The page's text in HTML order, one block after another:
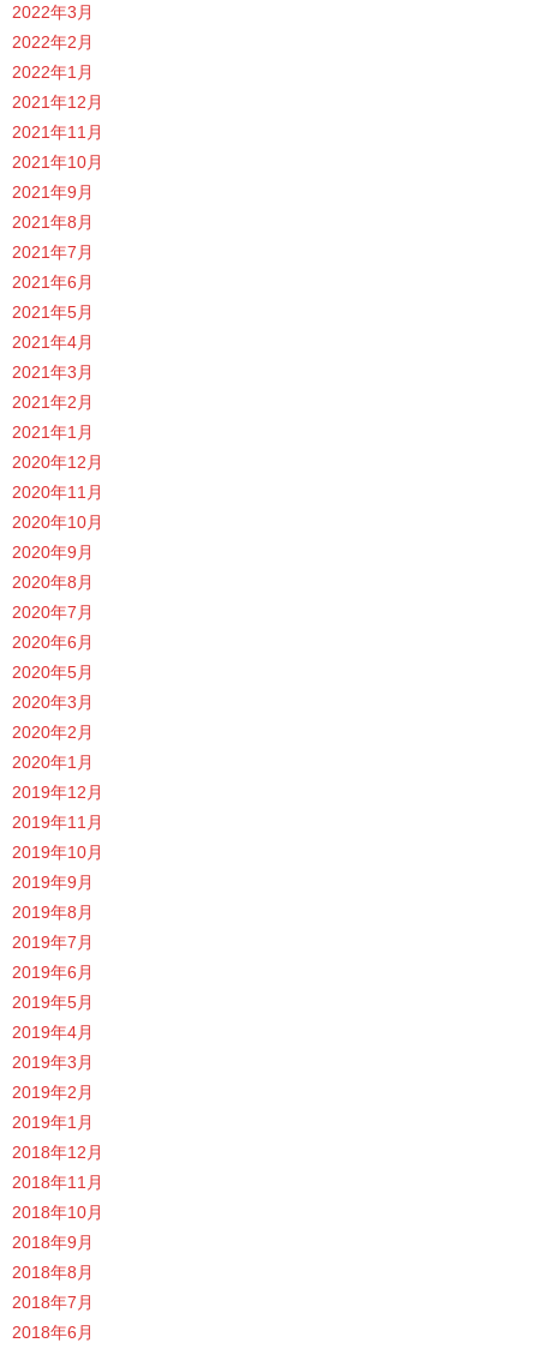
2022年3月
2022年2月
2022年1月
2021年12月
2021年11月
2021年10月
2021年9月
2021年8月
2021年7月
2021年6月
2021年5月
2021年4月
2021年3月
2021年2月
2021年1月
2020年12月
2020年11月
2020年10月
2020年9月
2020年8月
2020年7月
2020年6月
2020年5月
2020年3月
2020年2月
2020年1月
2019年12月
2019年11月
2019年10月
2019年9月
2019年8月
2019年7月
2019年6月
2019年5月
2019年4月
2019年3月
2019年2月
2019年1月
2018年12月
2018年11月
2018年10月
2018年9月
2018年8月
2018年7月
2018年6月